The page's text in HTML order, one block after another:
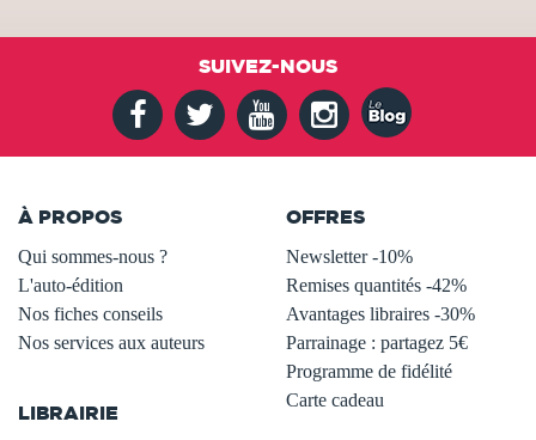
SUIVEZ-NOUS
À PROPOS
Qui sommes-nous ?
L'auto-édition
Nos fiches conseils
Nos services aux auteurs
LIBRAIRIE
OFFRES
Newsletter -10%
Remises quantités -42%
Avantages libraires -30%
Parrainage : partagez 5€
Programme de fidélité
Carte cadeau